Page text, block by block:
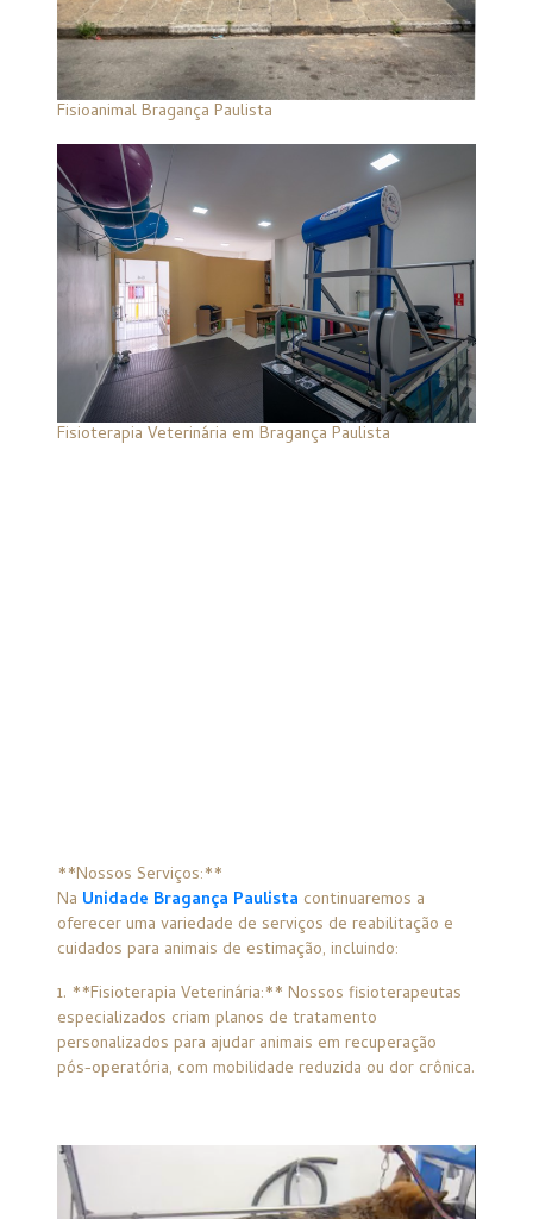
Fisioanimal Bragança Paulista
Fisioterapia Veterinária em Bragança Paulista
**Nossos Serviços:**
Na Unidade Bragança Paulista continuaremos a
oferecer uma variedade de serviços de reabilitação e
cuidados para animais de estimação, incluindo:
1. **Fisioterapia Veterinária:** Nossos fisioterapeutas
especializados criam planos de tratamento
personalizados para ajudar animais em recuperação
pós-operatória, com mobilidade reduzida ou dor crônica.